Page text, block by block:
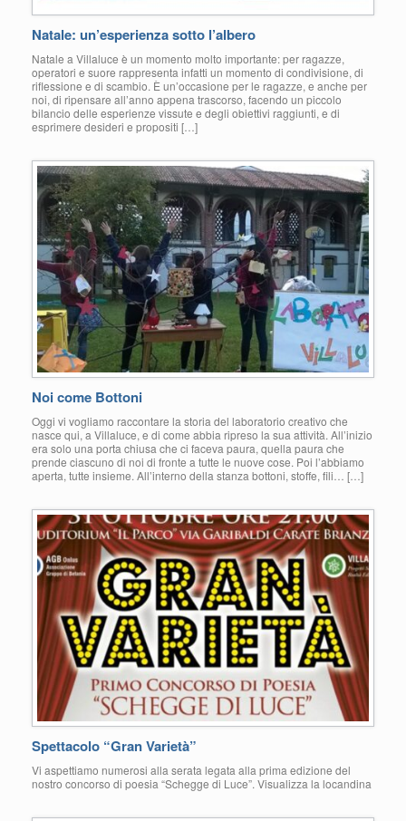
Natale: un’esperienza sotto l’albero
Natale a Villaluce è un momento molto importante: per ragazze,
operatori e suore rappresenta infatti un momento di condivisione, di
riflessione e di scambio. È un’occasione per le ragazze, e anche per
noi, di ripensare all’anno appena trascorso, facendo un piccolo
bilancio delle esperienze vissute e degli obiettivi raggiunti, e di
esprimere desideri e propositi […]
Noi come Bottoni
Oggi vi vogliamo raccontare la storia del laboratorio creativo che
nasce qui, a Villaluce, e di come abbia ripreso la sua attività. All’inizio
era solo una porta chiusa che ci faceva paura, quella paura che
prende ciascuno di noi di fronte a tutte le nuove cose. Poi l’abbiamo
aperta, tutte insieme. All’interno della stanza bottoni, stoffe, fili… […]
Spettacolo “Gran Varietà”
Vi aspettiamo numerosi alla serata legata alla prima edizione del
nostro concorso di poesia “Schegge di Luce”. Visualizza la locandina